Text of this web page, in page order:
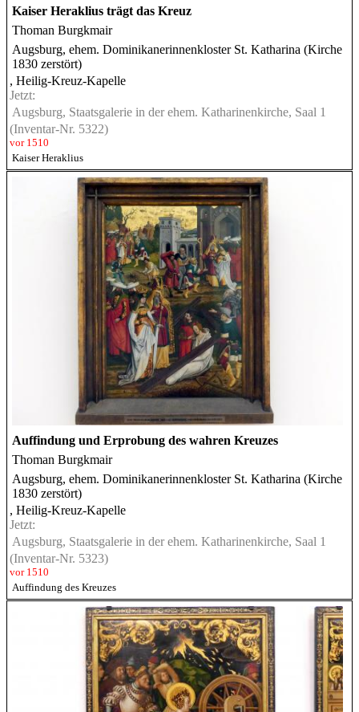
Kaiser Heraklius trägt das Kreuz
Thoman Burgkmair
Augsburg, ehem. Dominikanerinnenkloster St. Katharina (Kirche
1830 zerstört)
, Heilig-Kreuz-Kapelle
Jetzt:
Augsburg, Staatsgalerie in der ehem. Katharinenkirche, Saal 1
(Inventar-Nr. 5322)
vor 1510
Kaiser Heraklius
Auffindung und Erprobung des wahren Kreuzes
Thoman Burgkmair
Augsburg, ehem. Dominikanerinnenkloster St. Katharina (Kirche
1830 zerstört)
, Heilig-Kreuz-Kapelle
Jetzt:
Augsburg, Staatsgalerie in der ehem. Katharinenkirche, Saal 1
(Inventar-Nr. 5323)
vor 1510
Auffindung des Kreuzes